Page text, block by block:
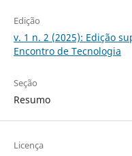
Edição
v. 1 n. 2 (2025): Edição
Encontro de Tecnologia
Seção
Resumo
Licença